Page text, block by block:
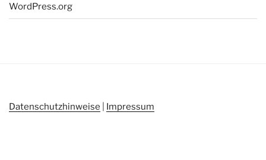
WordPress.org
Datenschutzhinweise Impressum